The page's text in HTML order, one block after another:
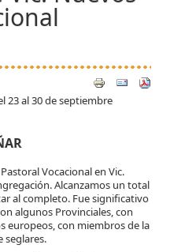
23 al 30 de septiembre
Vocacional en Vic.
Alcanzamos un total
al completo. Fue significativo
algunos Provinciales, con
europeos, con miembros de la
seglares.